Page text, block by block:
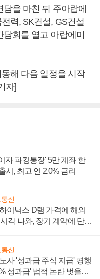
을 마친 뒤 주아랍에
력, SK건설, GS건설
회를 열고 아랍에미
해 다음 일정을 시작
자]
자 파킹통장' 5만 계좌 한
시, 최고 연 2.0% 금리
통신
이닉스 D램 가격에 해외
각 나와, 장기 계약에 단점
통신
사 '성과급 주식 지급' 평행
성과급' 법적 논란 벗을지